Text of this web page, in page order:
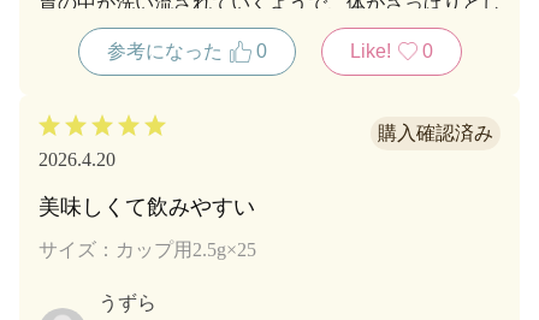
ます。
参考になった
0 Like! 0
2026.4.20
美味しくて飲みやすい
サイズ：カップ用2.5g×25
うずら